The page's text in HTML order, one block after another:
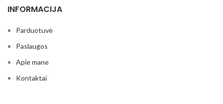
INFORMACIJA
Parduotuvė
Paslaugos
Apie mane
Kontaktai